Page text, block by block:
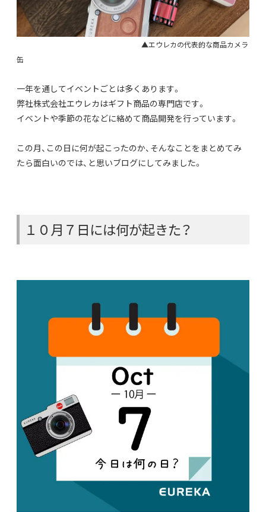
▲エウレカの代表的な商品カメラ
缶
一年を通してイベントごとは多くあります。
弊社株式会社エウレカはギフト商品の専門店です。
イベントや季節の花などに絡めて商品開発を行っています。
この月、この日に何が起こったのか、そんなことをまとめてみ
たら面白いのでは、と思いブログにしてみました。
１０月７日には何が起きた？